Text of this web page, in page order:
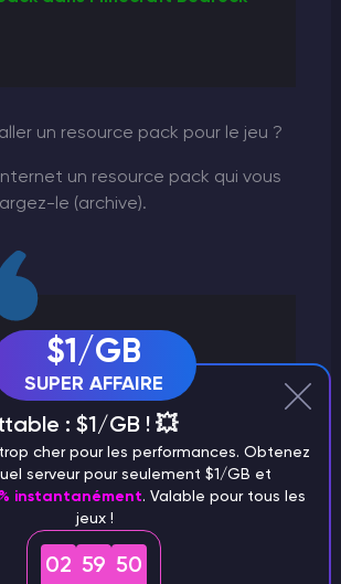
un resource pack pour le jeu ?
un resource pack qui vous
le (archive).
que le resource pack
à votre version de Minecraft
des resource packs. Vous
dans le menu du jeu.
$1/GB
SUPER AFFAIRE
: $1/GB ! 💥
cher pour les performances. Obtenez
serveur pour seulement $1/GB et
instantanément. Valable pour tous les
jeux !
02 59 49